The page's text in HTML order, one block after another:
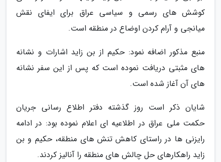
کوشش های رسمی و سیاسی عراق برای ایفای نقش
میانجی و آرام کردن اوضاع در منطقه است.
منبع مذکور اضافه نمود: حکیم از بن زاید اشارات و نشانه
های مثبتی دریافت نموده است که پس از این سفر نشانه
های آن آغاز شده است.
شایان ذکر است روز گذشته دفتر اطلاع رسانی جریان
حکمت ملی عراق در اطلاعیه ای اعلام نموده بود: در ادامه
رایزنی ها در راستای کاهش تنش های منطقه، حکیم و بن
زاید راهکارهای حل چالش های منطقه را آنالیز کردند.